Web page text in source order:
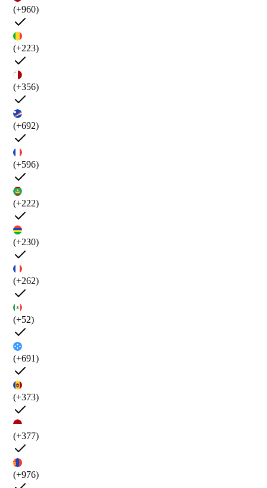
(+960)
(+223)
(+356)
(+692)
(+596)
(+222)
(+230)
(+262)
(+52)
(+691)
(+373)
(+377)
(+976)